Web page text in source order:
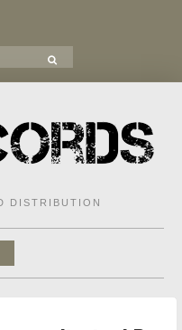
SEARCH
DISTRIBUTION